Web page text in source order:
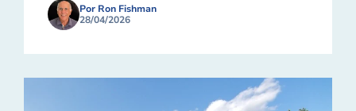
Por Ron Fishman
28/04/2026